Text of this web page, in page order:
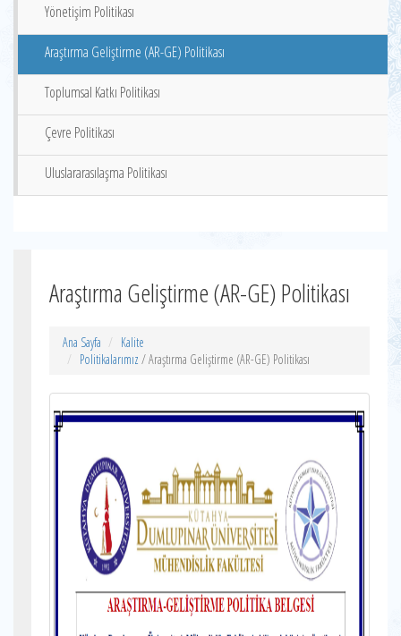
Yönetişim Politikası
Araştırma Geliştirme (AR-GE) Politikası
Toplumsal Katkı Politikası
Çevre Politikası
Uluslararasılaşma Politikası
Araştırma Geliştirme (AR-GE) Politikası
Ana Sayfa
Kalite
Politikalarımız / Araştırma Geliştirme (AR-GE) Politikası